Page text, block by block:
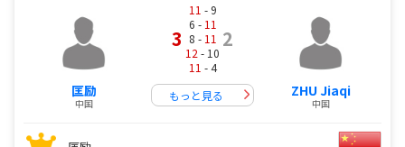
匡励
中国
3
11 - 9
6 - 11
8 - 11
12 - 10
11 - 4
2
もっと見る ZHU Jiaqi
中国